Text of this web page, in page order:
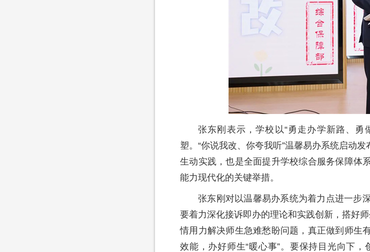
张东刚表示，学校以“勇走办学新路、
塑。“你说我改、你夸我听”温馨易办系统启动
生动实践，也是全面提升学校综合服务保障体
能力现代化的关键举措。
张东刚对以温馨易办系统为着力点进一步
要着力深化接诉即办的理论和实践创新，搭好
情用力解决师生急难愁盼问题，真正做到师生
效能，办好师生“暖心事”。要保持目光向下